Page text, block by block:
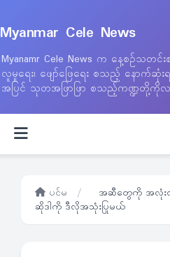
Myanmar Cele News
Myanamr Cele News က နေ့စဉ်သတင်းစ
လူမှုရေး၊ ဖျော်ဖြေရေး စသည့် နောက်ဆုံး
အပြင် သုတအဖြာဖြာ စသည့်ကဏ္ဍတို့ကိုလ
ပင်မ /
အဆီတွေကို အလုံး
ဆိုဒါကို ဒီလိုအသုံးပြုမယ်